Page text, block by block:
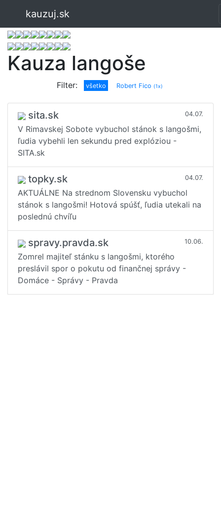
kauzuj.sk
Kauza langoše
Filter: všetko Robert Fico (1x)
sita.sk 04.07.
V Rimavskej Sobote vybuchol stánok s langošmi,
ľudia vybehli len sekundu pred explóziou -
SITA.sk
topky.sk 04.07.
AKTUÁLNE Na strednom Slovensku vybuchol
stánok s langošmi! Hotová spúšť, ľudia utekali na
poslednú chvíľu
spravy.pravda.sk 10.06.
Zomrel majiteľ stánku s langošmi, ktorého
preslávil spor o pokutu od finančnej správy -
Domáce - Správy - Pravda